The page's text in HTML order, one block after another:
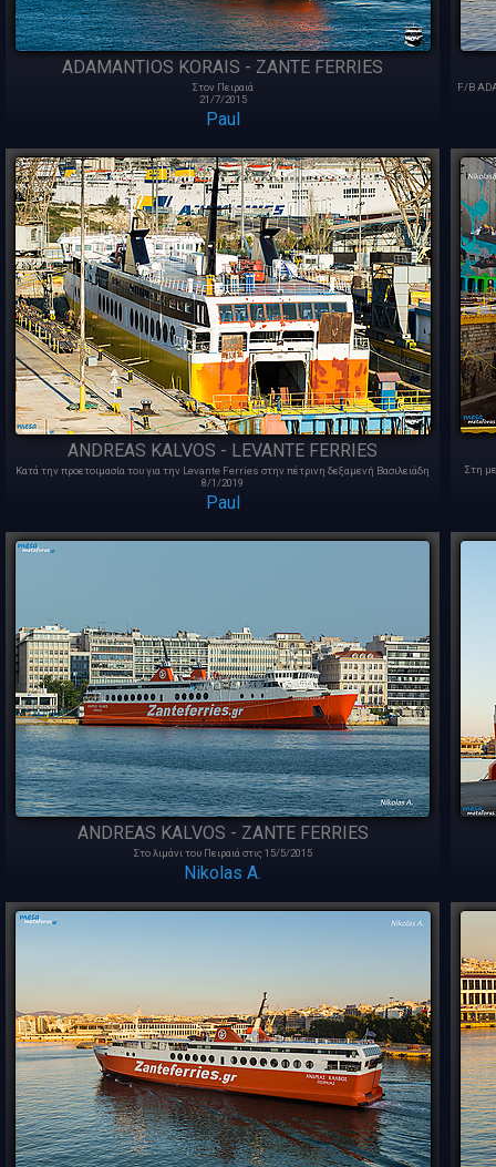
ADAMANTIOS KORAIS - ZANTE FERRIES
Στον Πειραιά
21/7/2015
Paul
F/B
ANDREAS KALVOS - LEVANTE FERRIES
Κατά την προετοιμασία του για την Levante Ferries στην πέτρινη δεξαμενή Βασιλειάδη
8/1/2019
Paul
Στη
ANDREAS KALVOS - ZANTE FERRIES
Στο λιμάνι του Πειραιά στις 15/5/2015
Nikolas A.